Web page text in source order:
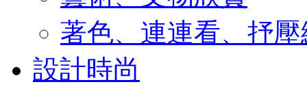
著色、連連看、抒
設計時尚